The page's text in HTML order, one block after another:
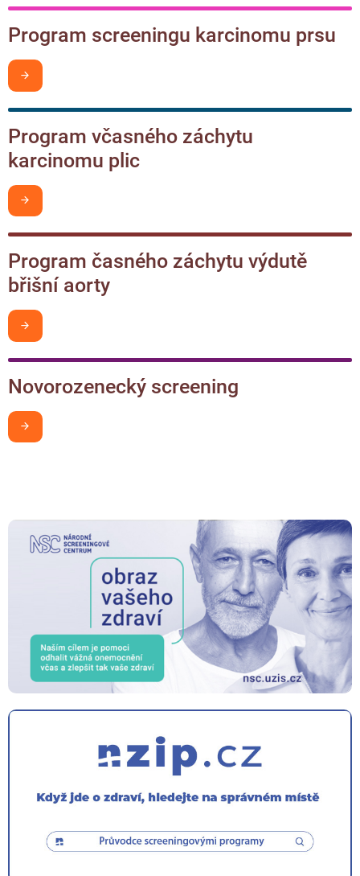
Program screeningu karcinomu prsu
Program včasného záchytu
karcinomu plic
Program časného záchytu výdutě
břišní aorty
Novorozenecký screening